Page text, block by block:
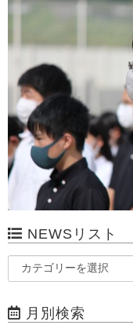
NEWSリスト
月別検索